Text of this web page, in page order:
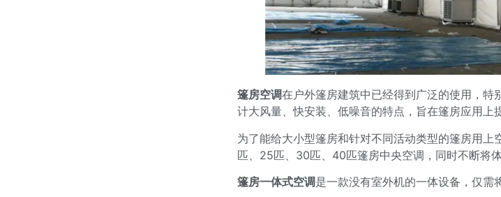
篷房空调在户外篷房建筑中已经得到广泛的使用，
计大风量、快安装、低噪音的特点，旨在篷房应用上
为了能给大小型篷房和针对不同活动类型的篷房用
匹、25匹、30匹、40匹篷房中央空调，同时不断将
篷房一体式空调是一款没有室外机的一体设备，仅需